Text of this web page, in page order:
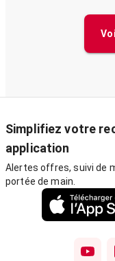
Simplifiez votre
application
Alertes offres, suivi de
portée de main.